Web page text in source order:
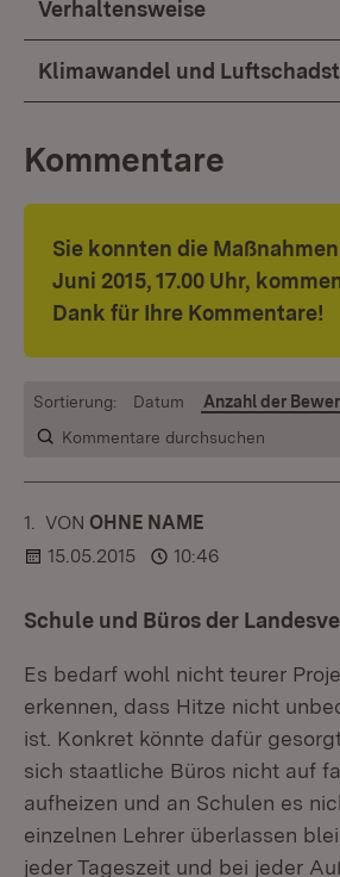
Verhaltensweise
Klimawandel und
Kommentare
Sie konnten die Maßnahmen
Juni 2015, 17.00 Uhr,
Dank für Ihre Kommentare!
Kommentare durchsuchen
Sortierung: Datum Anzahl der
1. KOMMENTAR
VON :OHNE NAME
15.05.2015
10:46
Schule und Büros der
Es bedarf wohl nicht teurer
erkennen, dass Hitze nicht
ist. Konkret könnte dafür
sich staatliche Büros nicht auf
aufheizen und an Schulen es
einzelnen Lehrer überlassen
jeder Tageszeit und bei jeder